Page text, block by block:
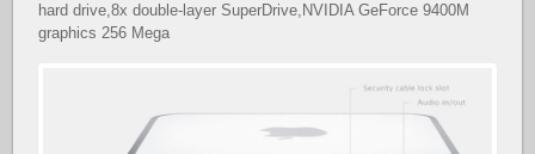
hard drive,8x double-layer SuperDrive,NVIDIA GeForce 9400M
graphics 256 Mega